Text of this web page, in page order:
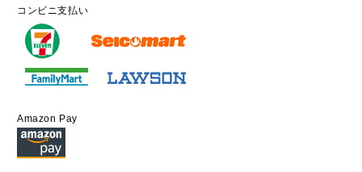
コンビニ支払い
Amazon Pay